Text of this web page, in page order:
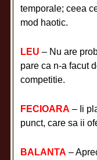
temporale; ceea
mod haotic.
LEU – Nu are
pare ca n-a facut
competitie.
FECIOARA – Ii
punct, care sa ii
BALANTA –